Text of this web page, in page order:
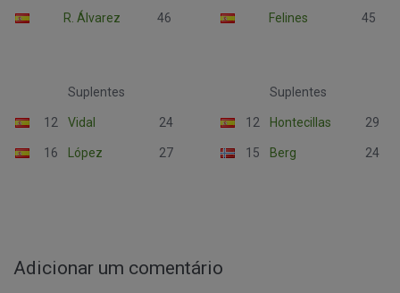
R. Álvarez 46 Felines 45
Suplentes
12 Vidal 24
16 López 27
Suplentes
12 Hontecillas 29
15 Berg 24
Adicionar um comentário